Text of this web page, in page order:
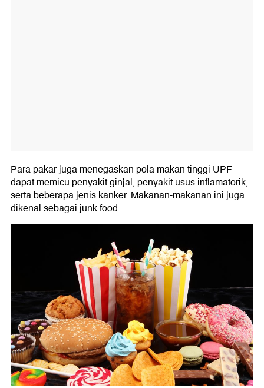
Para pakar juga menegaskan pola makan tinggi UPF
dapat memicu penyakit ginjal, penyakit usus inflamatorik,
serta beberapa jenis kanker. Makanan-makanan ini juga
dikenal sebagai junk food.